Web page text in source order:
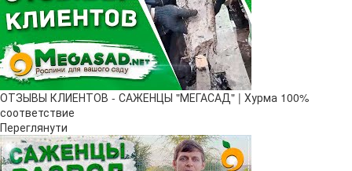
ОТЗЫВЫ КЛИЕНТОВ - САЖЕНЦЫ "МЕГАСАД" | Хурма 100%
соответствие
Переглянути